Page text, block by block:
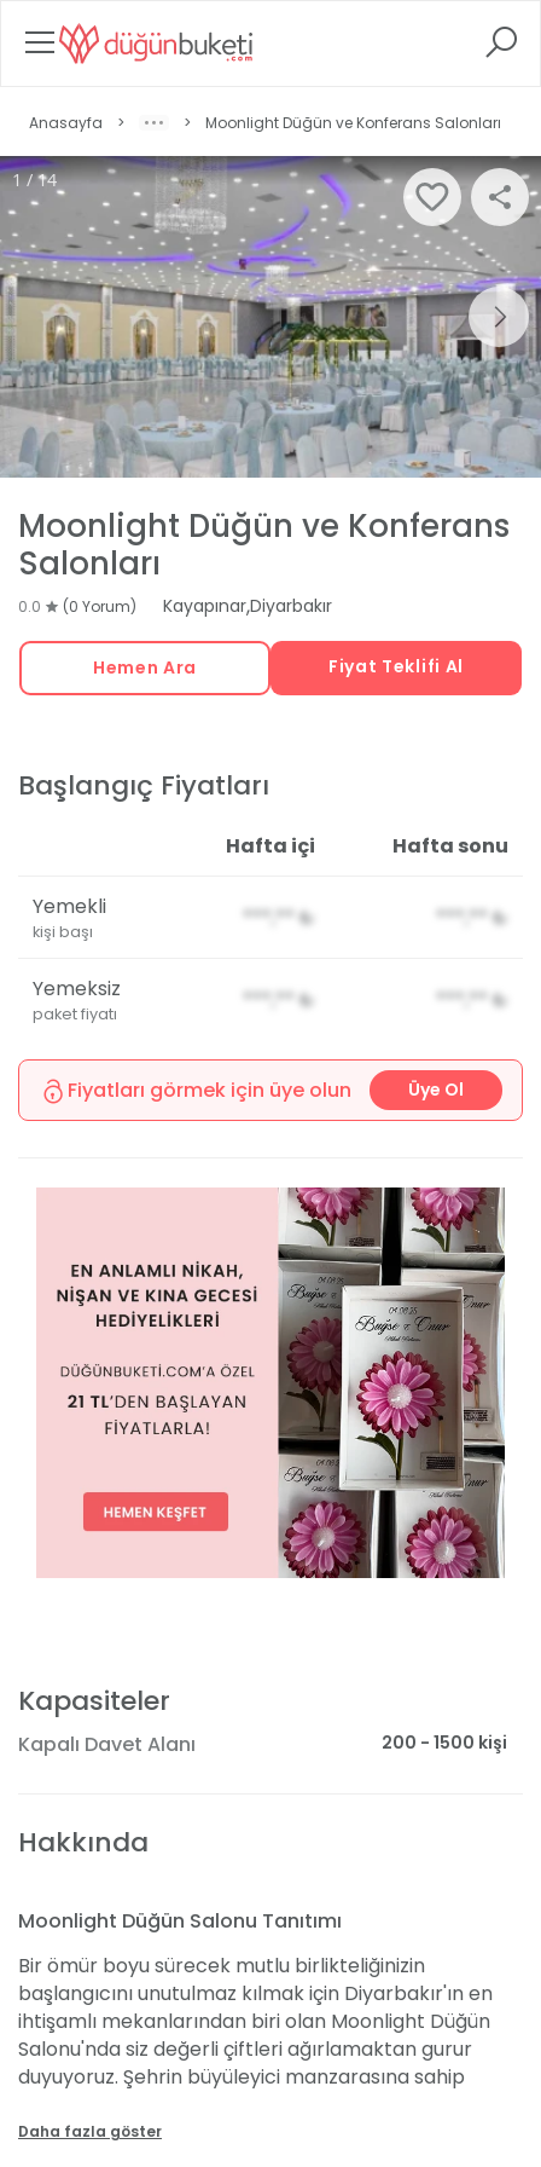
Anasayfa > > Moonlight Düğün ve Konferans Salonları
1 / 14
Moonlight Düğün ve Konferans
Salonları
0.0 (0 Yorum) Kayapınar,Diyarbakır
Hemen Ara Fiyat Teklifi Al
Başlangıç Fiyatları
Hafta içi Hafta sonu
Yemekli
kişi başı
***,** ₺ ***,** ₺
Yemeksiz
paket fiyatı
***,** ₺ ***,** ₺
Fiyatları görmek için üye olun Üye Ol
Kapasiteler
Kapalı Davet Alanı 200 - 1500 kişi
Hakkında
Moonlight Düğün Salonu Tanıtımı
Bir ömür boyu sürecek mutlu birlikteliğinizin
başlangıcını unutulmaz kılmak için Diyarbakır'ın en
ihtişamlı mekanlarından biri olan Moonlight Düğün
Salonu'nda siz değerli çiftleri ağırlamaktan gurur
duyuyoruz. Şehrin büyüleyici manzarasına sahip
seçenekleriyle unutulmaz bir gece vaat ediyor. Usta
Daha fazla göster